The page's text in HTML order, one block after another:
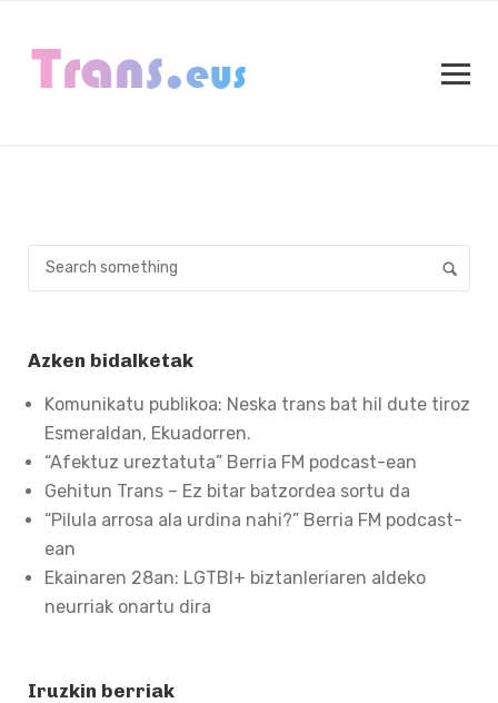
Azken bidalketak
Komunikatu publikoa: Neska trans bat hil dute tiroz
Esmeraldan, Ekuadorren.
“Afektuz ureztatuta” Berria FM podcast-ean
Gehitun Trans – Ez bitar batzordea sortu da
“Pilula arrosa ala urdina nahi?” Berria FM podcast-
ean
Ekainaren 28an: LGTBI+ biztanleriaren aldeko
neurriak onartu dira
Iruzkin berriak